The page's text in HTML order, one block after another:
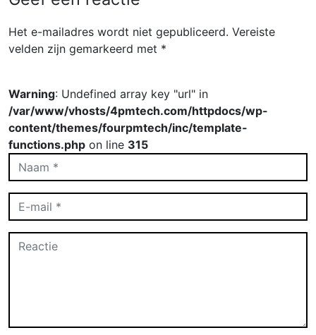
Het e-mailadres wordt niet gepubliceerd. Vereiste
velden zijn gemarkeerd met *
Warning: Undefined array key "url" in
/var/www/vhosts/4pmtech.com/httpdocs/wp-
content/themes/fourpmtech/inc/template-
functions.php on line 315